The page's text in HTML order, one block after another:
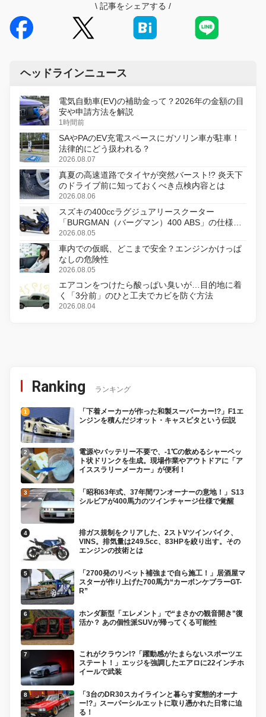
\ 記事をシェアする /
ヘッドラインニュース
電気自動車(EV)の補助金って？2026年の金額の目
安や申請方法を解説
1時間前
SAやPAのEV充電スペースにガソリン車が駐車！
法律的にどう扱われる？
2026.08.07
真夏の高速道路でタイヤが突然バースト!? 炎天下
のドライブ前に知っておくべき点検内容とは
2026.08.06
スズキの400ccラグジュアリースクーター
「BURGMAN（バーグマン）400 ABS」の仕様を
変更し、8月18日に発売
2026.08.05
車内での仮眠、どこまで安全？エンジンかけっぱ
なしの危険性
2026.08.05
エアコンをつけたら酸っぱい臭いが…目的地に着
く「3分前」のひと工夫でカビを防ぐ方法
2026.08.04
Ranking ランキング
「下着メーカーが作った和製スーパーカー!?」F1エ
ンジンを積んだジオット・キャスピタという伝説
電源やバッテリー不要で、-1℃の飲めるシャーベッ
ト状ドリンクを生成。現場作業やアウトドアに「ア
イススラリーメーカー」が便利！
「昭和63年式、37年間ワンオーナーの意地！」S13
シルビアが400馬力のツインチャージ仕様で覚醒
排ガス規制をクリアした、2ストVツインバイク、
VINS。排気量は249.5cc、83HPを絞り出す。その
エンジンの技術とは
「2700発のリベット補強まで自ら施工！」居酒屋マ
スターが作り上げた700馬力“カーボンケブラーGT-
R”
ホンダ新型「エレメント」で“まさかの観音開き”復
活か？ あの個性派SUVが帰ってくる可能性
これがクラウン!?「躍動感がたまらないスポーツエ
ステート！」エッジを強調したエアロに22インチホ
イールで武装
「3台のDR30スカイラインと暮らす変態的オーナ
ー!?」スーパーシルエットに取り憑かれた日常に迫
る！